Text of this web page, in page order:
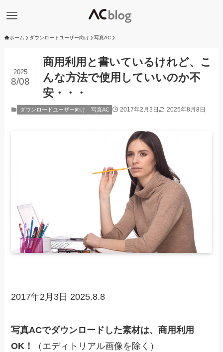
ホーム ダウンロードユーザー向け 写真AC
商用利用と書いているけれど、こ
んな方法で使用していいのか不
安・・・
2025
8/08
ダウンロードユーザー向け 写真AC 2017年2月3日 2025年8月8日
2017年2月3日 2025.8.8
写真ACでダウンロードした素材は、商用利用
OK！
（エディトリアル画像を除く）